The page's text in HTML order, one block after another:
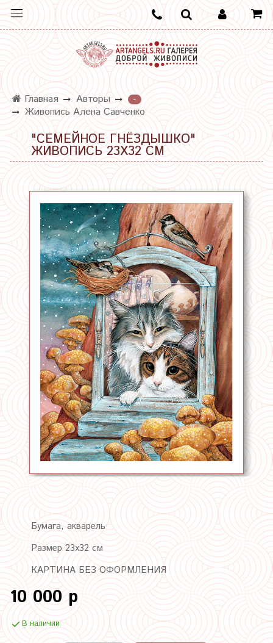
Главная Авторы
-
Живопись Алена Савченко
"СЕМЕЙНОЕ ГНЁЗДЫШКО"
ЖИВОПИСЬ 23Х32 СМ
Бумага, акварель
Размер 23х32 см
КАРТИНА БЕЗ ОФОРМЛЕНИЯ
10 000 р
В наличии